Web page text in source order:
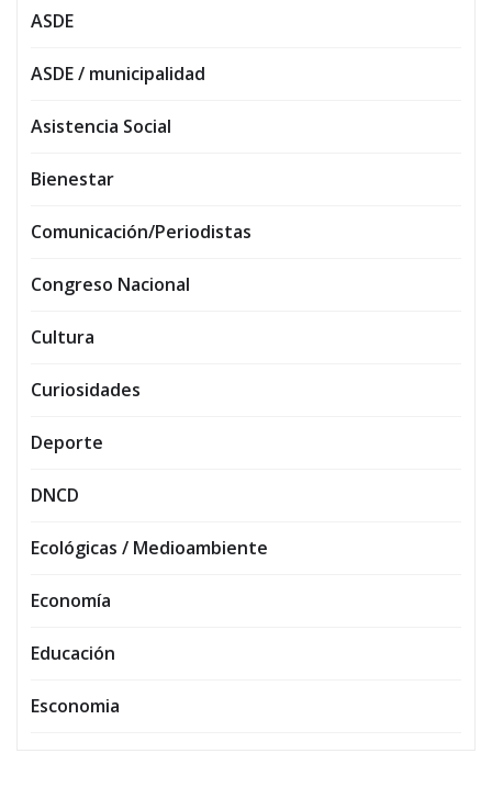
ASDE
ASDE / municipalidad
Asistencia Social
Bienestar
Comunicación/Periodistas
Congreso Nacional
Cultura
Curiosidades
Deporte
DNCD
Ecológicas / Medioambiente
Economía
Educación
Esconomia